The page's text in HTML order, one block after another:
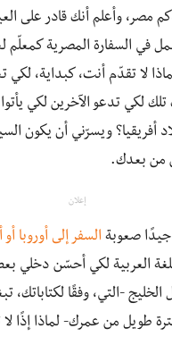
مصر، وأعلم أنك قادر على
في السفارة المصرية كمعلّم
لا تقدّم أنت، كبداية، لكي
لكي تدعو الآخرين لكي يأتوا
أفريقيا؟ ويسرّني أن يكون
من بعدك.
إعلان
جيدًا صعوبة السفر إلى أوروبا أو
العربية لكي أحسّن دخلي
-التي، وفقًا لكتاباتك،
طويل من عمرك- لماذا إذًا لا